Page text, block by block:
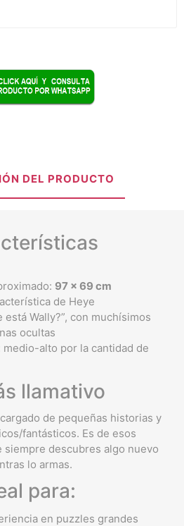
DEL PRODUCTO
97 x 69 cm
de Heye
está Wally?”, con muchísimos
ocultas
alto por la cantidad de
llamativo
de pequeñas historias y
fantásticos. Es de esos
siempre descubres algo nuevo
lo armas.
para:
en puzzles grandes